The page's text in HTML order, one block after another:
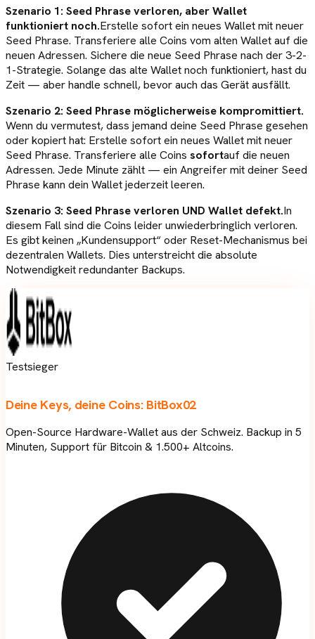
Szenario 1: Seed Phrase verloren, aber Wallet
funktioniert noch.Erstelle sofort ein neues Wallet mit neuer
Seed Phrase. Transferiere alle Coins vom alten Wallet auf die
neuen Adressen. Sichere die neue Seed Phrase nach der 3-2-
1-Strategie. Solange das alte Wallet noch funktioniert, hast du
Zeit — aber handle schnell, bevor auch das Gerät ausfällt.
Szenario 2: Seed Phrase möglicherweise kompromittiert.
Wenn du vermutest, dass jemand deine Seed Phrase gesehen
oder kopiert hat: Erstelle sofort ein neues Wallet mit neuer
Seed Phrase. Transferiere alle Coins sofortauf die neuen
Adressen. Jede Minute zählt — ein Angreifer mit deiner Seed
Phrase kann dein Wallet jederzeit leeren.
Szenario 3: Seed Phrase verloren UND Wallet defekt.In
diesem Fall sind die Coins leider unwiederbringlich verloren.
Es gibt keinen „Kundensupport“ oder Reset-Mechanismus bei
dezentralen Wallets. Dies unterstreicht die absolute
Notwendigkeit redundanter Backups.
Testsieger
Deine Keys, deine Coins: BitBox02
Open-Source Hardware-Wallet aus der Schweiz. Backup in 5
Minuten, Support für Bitcoin & 1.500+ Altcoins.